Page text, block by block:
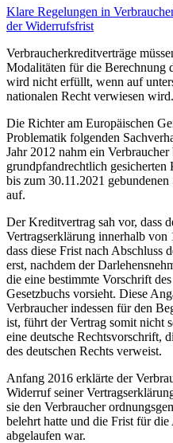
Klare Regelungen in
der Widerrufsfrist
Verbraucherkreditverträge
Modalitäten für die Berechnung
wird nicht erfüllt, wenn auf
nationalen Recht verwiesen wird.
Die Richter am Europäischen
Problematik folgenden
Jahr 2012 nahm ein
grundpfandrechtlich
bis zum 30.11.2021
auf.
Der Kreditvertrag sah vor, dass
Vertragserklärung innerhalb
dass diese Frist nach Abschluss
erst, nachdem der
die eine bestimmte Vorschrift
Gesetzbuchs vorsieht. Diese
Verbraucher indessen für den
ist, führt der Vertrag somit nicht
eine deutsche Rechtsvorschrift,
des deutschen Rechts verweist.
Anfang 2016 erklärte der
Widerruf seiner
sie den Verbraucher
belehrt hatte und die Frist für die
abgelaufen war.